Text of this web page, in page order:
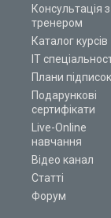
Консультація з
тренером
Каталог курсів
ІТ
Плани підписок
Подарункові
сертифікати
Live-Online
навчання
Відео канал
Статті
Форум